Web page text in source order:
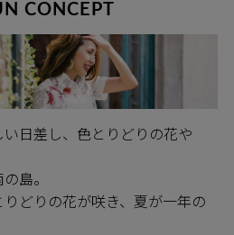
CONCEPT
日差し、色とりどりの花や
島。
どりの花が咲き、夏が一年の